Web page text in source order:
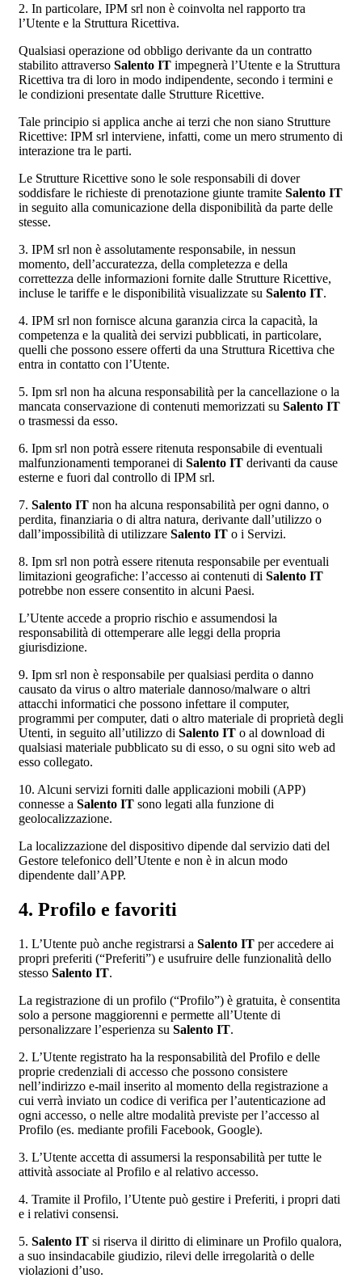
2. In particolare, IPM srl non è coinvolta nel rapporto tra
l’Utente e la Struttura Ricettiva.
Qualsiasi operazione od obbligo derivante da un contratto
stabilito attraverso Salento IT impegnerà l’Utente e la Struttura
Ricettiva tra di loro in modo indipendente, secondo i termini e
le condizioni presentate dalle Strutture Ricettive.
Tale principio si applica anche ai terzi che non siano Strutture
Ricettive: IPM srl interviene, infatti, come un mero strumento di
interazione tra le parti.
Le Strutture Ricettive sono le sole responsabili di dover
soddisfare le richieste di prenotazione giunte tramite Salento IT
in seguito alla comunicazione della disponibilità da parte delle
stesse.
3. IPM srl non è assolutamente responsabile, in nessun
momento, dell’accuratezza, della completezza e della
correttezza delle informazioni fornite dalle Strutture Ricettive,
incluse le tariffe e le disponibilità visualizzate su Salento IT.
4. IPM srl non fornisce alcuna garanzia circa la capacità, la
competenza e la qualità dei servizi pubblicati, in particolare,
quelli che possono essere offerti da una Struttura Ricettiva che
entra in contatto con l’Utente.
5. Ipm srl non ha alcuna responsabilità per la cancellazione o la
mancata conservazione di contenuti memorizzati su Salento IT
o trasmessi da esso.
6. Ipm srl non potrà essere ritenuta responsabile di eventuali
malfunzionamenti temporanei di Salento IT derivanti da cause
esterne e fuori dal controllo di IPM srl.
7. Salento IT non ha alcuna responsabilità per ogni danno, o
perdita, finanziaria o di altra natura, derivante dall’utilizzo o
dall’impossibilità di utilizzare Salento IT o i Servizi.
8. Ipm srl non potrà essere ritenuta responsabile per eventuali
limitazioni geografiche: l’accesso ai contenuti di Salento IT
potrebbe non essere consentito in alcuni Paesi.
L’Utente accede a proprio rischio e assumendosi la
responsabilità di ottemperare alle leggi della propria
giurisdizione.
9. Ipm srl non è responsabile per qualsiasi perdita o danno
causato da virus o altro materiale dannoso/malware o altri
attacchi informatici che possono infettare il computer,
programmi per computer, dati o altro materiale di proprietà degli
Utenti, in seguito all’utilizzo di Salento IT o al download di
qualsiasi materiale pubblicato su di esso, o su ogni sito web ad
esso collegato.
10. Alcuni servizi forniti dalle applicazioni mobili (APP)
connesse a Salento IT sono legati alla funzione di
geolocalizzazione.
La localizzazione del dispositivo dipende dal servizio dati del
Gestore telefonico dell’Utente e non è in alcun modo
dipendente dall’APP.
4. Profilo e favoriti
1. L’Utente può anche registrarsi a Salento IT per accedere ai
propri preferiti (“Preferiti”) e usufruire delle funzionalità dello
stesso Salento IT.
La registrazione di un profilo (“Profilo”) è gratuita, è consentita
solo a persone maggiorenni e permette all’Utente di
personalizzare l’esperienza su Salento IT.
2. L’Utente registrato ha la responsabilità del Profilo e delle
proprie credenziali di accesso che possono consistere
nell’indirizzo e-mail inserito al momento della registrazione a
cui verrà inviato un codice di verifica per l’autenticazione ad
ogni accesso, o nelle altre modalità previste per l’accesso al
Profilo (es. mediante profili Facebook, Google).
3. L’Utente accetta di assumersi la responsabilità per tutte le
attività associate al Profilo e al relativo accesso.
4. Tramite il Profilo, l’Utente può gestire i Preferiti, i propri dati
e i relativi consensi.
5. Salento IT si riserva il diritto di eliminare un Profilo qualora,
a suo insindacabile giudizio, rilevi delle irregolarità o delle
violazioni d’uso.